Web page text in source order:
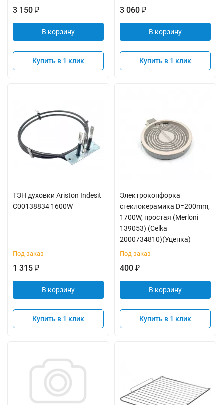
3 150 ₽
В корзину
Купить в 1 клик
3 060 ₽
В корзину
Купить в 1 клик
ТЭН духовки Ariston Indesit
C00138834 1600W
Под заказ
1 315 ₽
В корзину
Купить в 1 клик
Электроконфорка
стеклокерамика D=200mm,
1700W, простая (Merloni
139053) (Celka
2000734810)(Уценка)
Под заказ
400 ₽
В корзину
Купить в 1 клик